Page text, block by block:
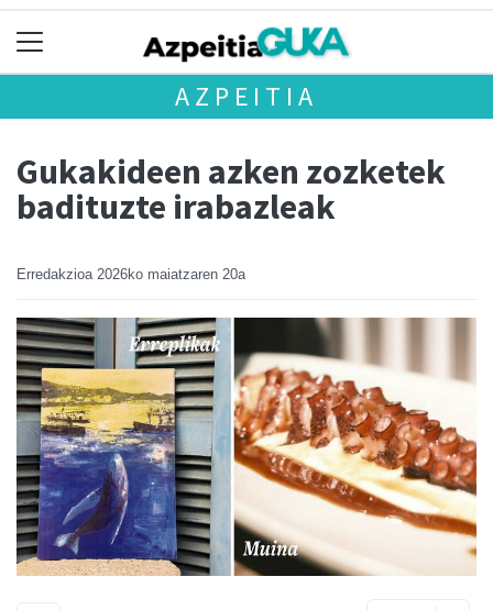
AZPEITIA
Gukakideen azken zozketek
badituzte irabazleak
Erredakzioa 2026ko maiatzaren 20a